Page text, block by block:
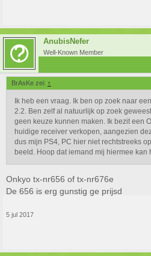
AnubisNefer
Well-Known Member
BrAsKe zei: ↑
Ik heb een vraag. Ik ben op zoek naar
2.2. Ben zelf al natuurlijk op zoek
geen keuze kunnen maken. Ik bezit een
huidige receiver verkopen, aangezien
dus mijn PS4, PC hier niet rechtstreeks
beeld. Hoop dat iemand mij hiermee kan
Onkyo tx-nr656 of tx-nr676e
De 656 is erg gunstig ge prijsd
5 jul 2017